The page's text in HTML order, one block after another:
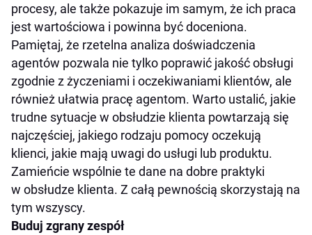
procesy, ale także pokazuje im samym, że ich praca
jest wartościowa i powinna być doceniona.
Pamiętaj, że rzetelna analiza doświadczenia
agentów pozwala nie tylko poprawić jakość obsługi
zgodnie z życzeniami i oczekiwaniami klientów, ale
również ułatwia pracę agentom. Warto ustalić, jakie
trudne sytuacje w obsłudzie klienta powtarzają się
najczęściej, jakiego rodzaju pomocy oczekują
klienci, jakie mają uwagi do usługi lub produktu.
Zamieńcie wspólnie te dane na dobre praktyki
w obsłudze klienta. Z całą pewnością skorzystają na
tym wszyscy.
Buduj zgrany zespół